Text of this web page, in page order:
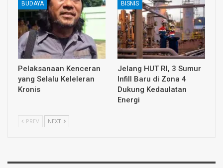
BUDAYA
Pelaksanaan Kenceran
yang Selalu Keleleran
Kronis
BISNIS
Jelang HUT RI, 3 Sumur
Infill Baru di Zona 4
Dukung Kedaulatan
Energi
PREV NEXT